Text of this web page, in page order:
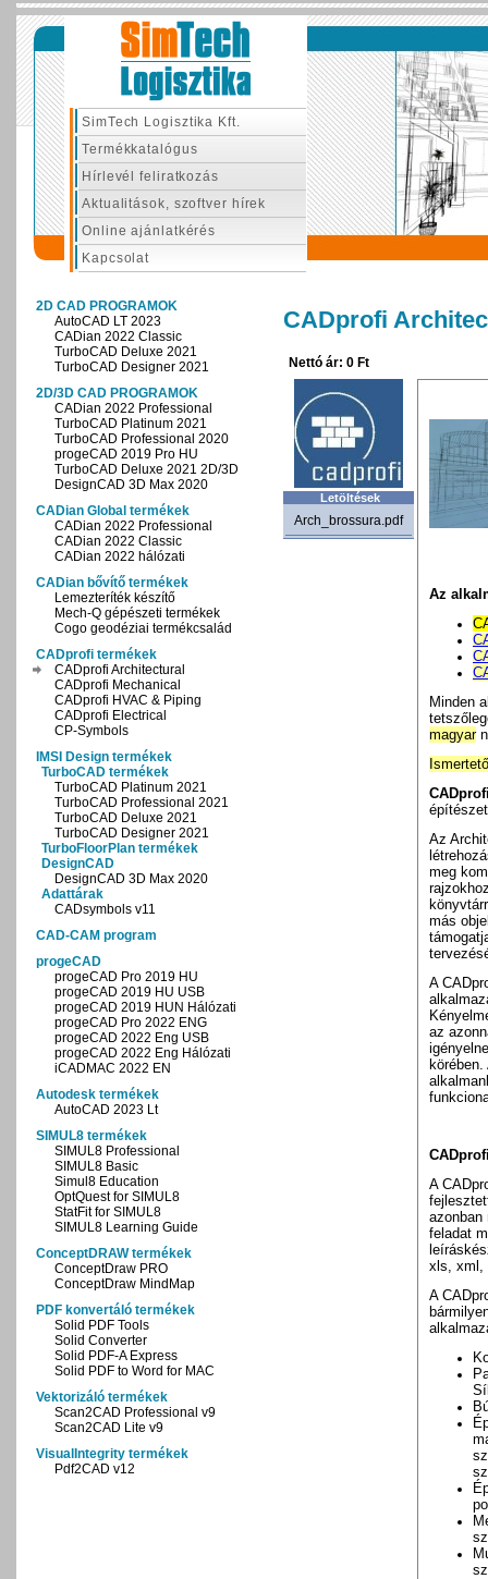
SimTech Logisztika Kft.
Termékkatalógus
Hírlevél feliratkozás
Aktualitások, szoftver hírek
Online ajánlatkérés
Kapcsolat
2D CAD PROGRAMOK
AutoCAD LT 2023
CADian 2022 Classic
TurboCAD Deluxe 2021
TurboCAD Designer 2021
2D/3D CAD PROGRAMOK
CADian 2022 Professional
TurboCAD Platinum 2021
TurboCAD Professional 2020
progeCAD 2019 Pro HU
TurboCAD Deluxe 2021 2D/3D
DesignCAD 3D Max 2020
CADian Global termékek
CADian 2022 Professional
CADian 2022 Classic
CADian 2022 hálózati
CADian bővítő termékek
Lemezteríték készítő
Mech-Q gépészeti termékek
Cogo geodéziai termékcsalád
CADprofi termékek
CADprofi Architectural
CADprofi Mechanical
CADprofi HVAC & Piping
CADprofi Electrical
CP-Symbols
IMSI Design termékek
TurboCAD termékek
TurboCAD Platinum 2021
TurboCAD Professional 2021
TurboCAD Deluxe 2021
TurboCAD Designer 2021
TurboFloorPlan termékek
DesignCAD
DesignCAD 3D Max 2020
Adattárak
CADsymbols v11
CAD-CAM program
progeCAD
progeCAD Pro 2019 HU
progeCAD 2019 HU USB
progeCAD 2019 HUN Hálózati
progeCAD Pro 2022 ENG
progeCAD 2022 Eng USB
progeCAD 2022 Eng Hálózati
iCADMAC 2022 EN
Autodesk termékek
AutoCAD 2023 Lt
SIMUL8 termékek
SIMUL8 Professional
SIMUL8 Basic
Simul8 Education
OptQuest for SIMUL8
StatFit for SIMUL8
SIMUL8 Learning Guide
ConceptDRAW termékek
ConceptDraw PRO
ConceptDraw MindMap
PDF konvertáló termékek
Solid PDF Tools
Solid Converter
Solid PDF-A Express
Solid PDF to Word for MAC
Vektorizáló termékek
Scan2CAD Professional v9
Scan2CAD Lite v9
VisualIntegrity termékek
Pdf2CAD v12
CADprofi
Nettó ár: 0 Ft
Letöltések
Arch_brossura.pdf
Az
Minden
magyar
Az
meg
más
A
az
A
azonban
feladat
xls, xml,
A